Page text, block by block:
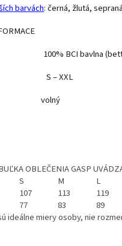
barvách: černá, žlutá,
BCI bavlna (better
S – XXL
volný
OBLEČENIA GASP
S M L
107 113 119
77 83 89
ideálne miery osoby, nie